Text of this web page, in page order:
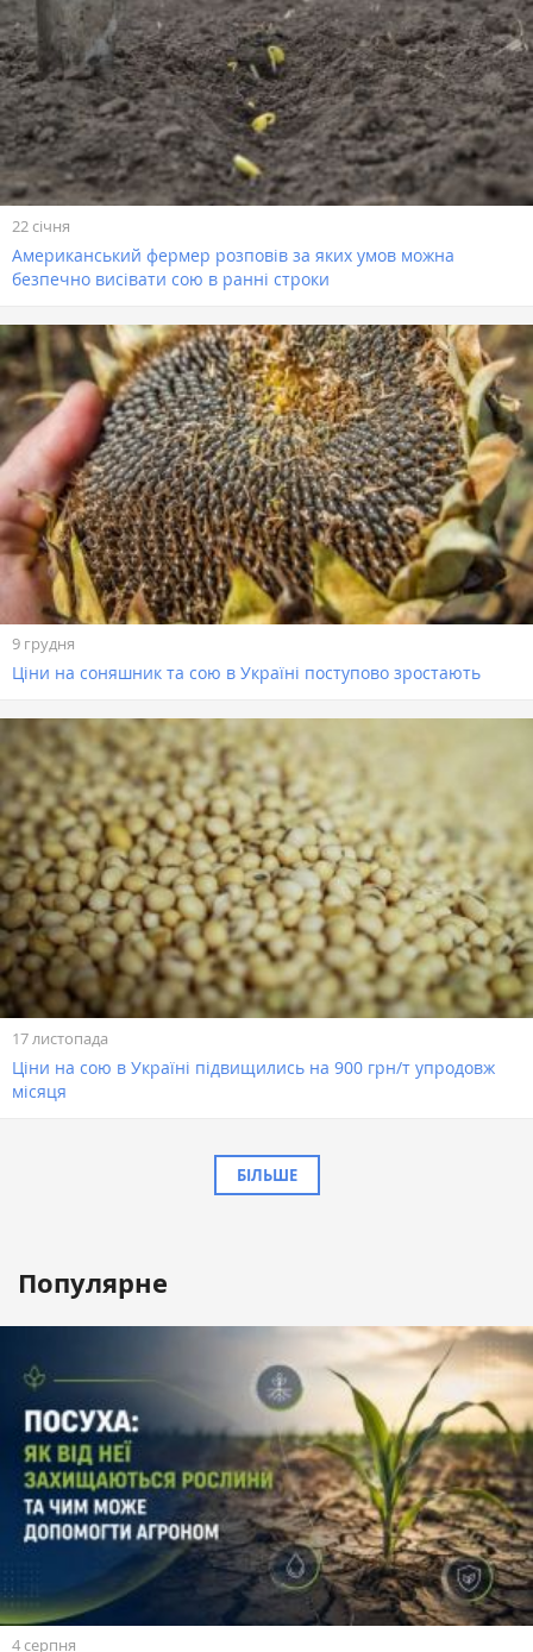
22 січня
Американський фермер розповів за яких умов можна
безпечно висівати сою в ранні строки
9 грудня
Ціни на соняшник та сою в Україні поступово зростають
17 листопада
Ціни на сою в Україні підвищились на 900 грн/т упродовж
місяця
БІЛЬШЕ
Популярне
4 серпня